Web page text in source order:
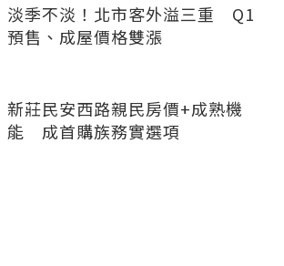
淡季不淡！北市客外溢三重 Q1
預售、成屋價格雙漲
新莊民安西路親民房價+成熟機
能 成首購族務實選項